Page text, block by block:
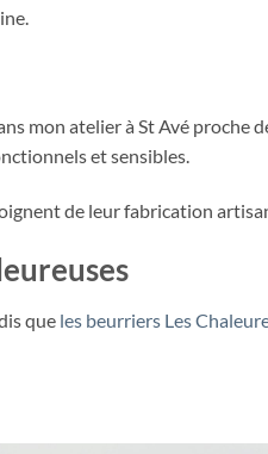
mon atelier à St Avé proche
et sensibles.
de leur fabrication
que les beurriers Les